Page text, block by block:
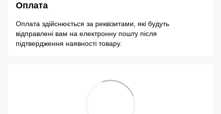
Оплата
Оплата здійснюється за реквізитами, які будуть
відправлені вам на електронну пошту після
підтвердження наявності товару.